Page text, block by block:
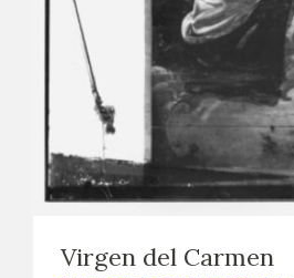
Virgen del Carmen